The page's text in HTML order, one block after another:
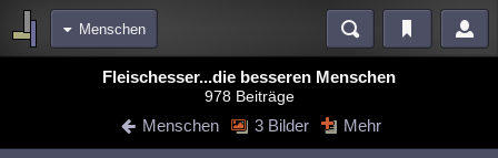
Menschen
Blogs Videos
Chat Wiki Neuigkeiten
Fleischesser...die besseren Menschen
978 Beiträge
Menschen 3 Bilder Mehr